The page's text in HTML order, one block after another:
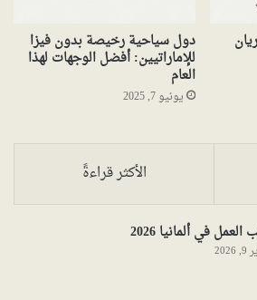
دول سياحية رخيصة بدون فيزا
للإماراتيين: أفضل الوجهات لهذا
العام
يونيو 7, 2025
الأكثر قراءةً
في ألمانيا 2026